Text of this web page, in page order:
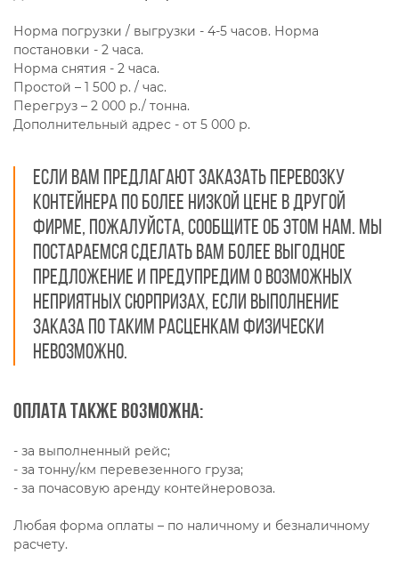
Норма погрузки / выгрузки - 4-5 часов. Норма
постановки - 2 часа.
Норма снятия - 2 часа.
Простой – 1 500 р. / час.
Перегруз – 2 000 р./ тонна.
Дополнительный адрес - от 5 000 р.
Если вам предлагают заказать перевозку
контейнера по более низкой цене в другой
фирме, пожалуйста, сообщите об этом нам. Мы
постараемся сделать вам более выгодное
предложение и предупредим о возможных
неприятных сюрпризах, если выполнение
заказа по таким расценкам физически
невозможно.
Оплата также возможна:
- за выполненный рейс;
- за тонну/км перевезенного груза;
- за почасовую аренду контейнеровоза.
Любая форма оплаты – по наличному и безналичному
расчету.